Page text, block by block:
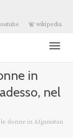
wikipedia
in
nel
donne in Afganistan